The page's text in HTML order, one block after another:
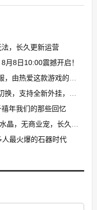
法，长久更新运营
月8日10:00震撼开启！​
玩家自发搭建的公益养老PK服
挂，无卡顿，无花屏，限7开
禧年我们的那些回忆
，无商业宠，长久稳定
最火爆的石器时代